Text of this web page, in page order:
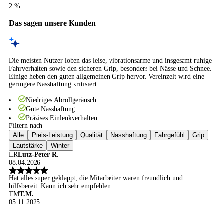
2 %
Das sagen unsere Kunden
Die meisten Nutzer loben das leise, vibrationsarme und insgesamt ruhige
Fahrverhalten sowie den sicheren Grip, besonders bei Nässe und Schnee.
Einige heben den guten allgemeinen Grip hervor. Vereinzelt wird eine
geringere Nasshaftung kritisiert.
Niedriges Abrollgeräusch
Gute Nasshaftung
Präzises Einlenkverhalten
Filtern nach
Alle
Preis-Leistung Qualität Nasshaftung Fahrgefühl
Grip
Lautstärke
Winter
LRLutz-Peter R.
08.04.2026
Hat alles super geklappt, die Mitarbeiter waren freundlich und
hilfsbereit. Kann ich sehr empfehlen.
TMT.M.
05.11.2025